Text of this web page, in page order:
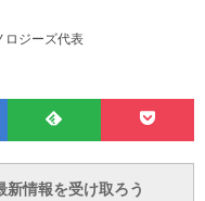
ロジーズ代表
で
ォ
ロ
ー
で
と
で
新情報を受け取ろう